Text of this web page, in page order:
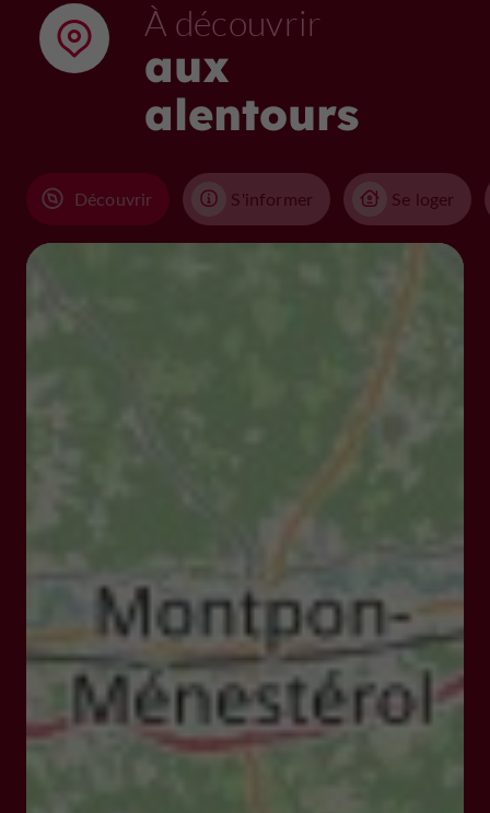
À découvrir
aux
alentours
Découvrir S'informer Se loger